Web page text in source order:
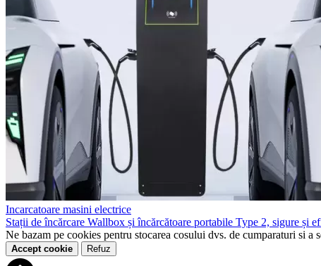
Incarcatoare masini electrice
Stații de încărcare Wallbox și încărcătoare portabile Type 2, sigure și
Ne bazam pe cookies pentru stocarea cosului dvs. de cumparaturi si
Accept cookie Refuz